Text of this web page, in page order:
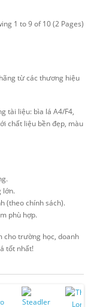
1 to 9 of 10 (2 Pages)
từ các thương hiệu
tài liệu: bìa lá A4/F4,
chất liệu bền đẹp, màu
lớn.
(theo chính sách).
phù hợp.
cho trường học, doanh
tốt nhất!